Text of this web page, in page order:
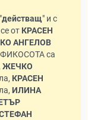
действащ" и с
от КРАСЕН
АНГЕЛОВ
ФИКОСОТА са
ЖЕЧКО
КРАСЕН
ИЛИНА